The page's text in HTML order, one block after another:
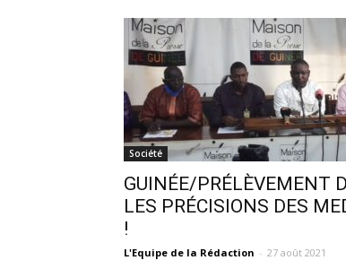
Société
GUINÉE/PRÉLÈVEMENT
LES PRÉCISIONS DES
!
L'Equipe de la Rédaction - 27 août 2021